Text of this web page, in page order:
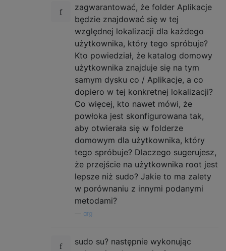
zagwarantować, że folder Aplikacje
będzie znajdować się w tej
względnej lokalizacji dla każdego
użytkownika, który tego spróbuje?
Kto powiedział, że katalog domowy
użytkownika znajduje się na tym
samym dysku co / Aplikacje, a co
dopiero w tej konkretnej lokalizacji?
Co więcej, kto nawet mówi, że
powłoka jest skonfigurowana tak,
aby otwierała się w folderze
domowym dla użytkownika, który
tego spróbuje? Dlaczego sugerujesz,
że przejście na użytkownika root jest
lepsze niż sudo? Jakie to ma zalety
w porównaniu z innymi podanymi
metodami?
grg
sudo su? następnie wykonując